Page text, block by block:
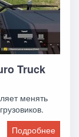
Truck
менять
Подробнее